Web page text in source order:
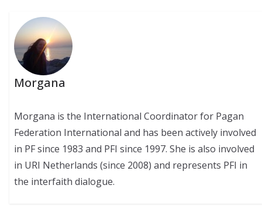
Morgana
Morgana is the International Coordinator for Pagan
Federation International and has been actively involved
in PF since 1983 and PFI since 1997. She is also involved
in URI Netherlands (since 2008) and represents PFI in
the interfaith dialogue.